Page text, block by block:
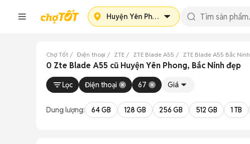
Huyện Yên Phong
Chợ Tốt Điện thoại ZTE ZTE Blade A55 ZTE Blade A55 Bắc Ninh
0 Zte Blade A55 cũ Huyện Yên Phong, Bắc Ninh đẹp
Lọc Điện thoại 67 Giá
Dung lượng: 64 GB 128 GB 256 GB 512 GB 1 TB